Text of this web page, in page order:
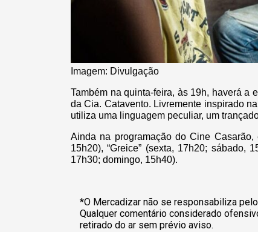
Imagem: Divulgação
Também na quinta-feira, às 19h, haverá a
da Cia. Catavento. Livremente inspirado
utiliza uma linguagem peculiar, um
Ainda na programação do Cine Casarão,
15h20), “Greice” (sexta, 17h20; sábado,
17h30; domingo, 15h40).
*O Mercadizar não se responsabiliza
Qualquer comentário considerado
retirado do ar sem prévio aviso.